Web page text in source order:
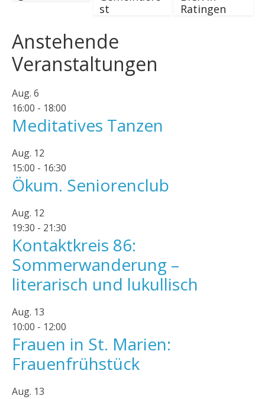
st
Ratingen
Anstehende
Veranstaltungen
Aug. 6
16:00 - 18:00
Meditatives Tanzen
Aug. 12
15:00 - 16:30
Ökum. Seniorenclub
Aug. 12
19:30 - 21:30
Kontaktkreis 86:
Sommerwanderung –
literarisch und lukullisch
Aug. 13
10:00 - 12:00
Frauen in St. Marien:
Frauenfrühstück
Aug. 13